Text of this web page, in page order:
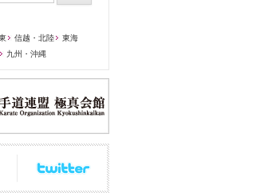
信越・北陸
東海
九州・沖縄